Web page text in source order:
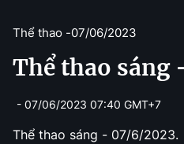
Thể thao -07/06/2023
Thể thao sáng
- 07/06/2023 07:40 GMT+7
Thể thao sáng - 07/6/2023.